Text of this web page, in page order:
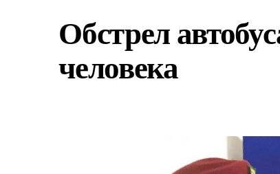
Обстрел
человека